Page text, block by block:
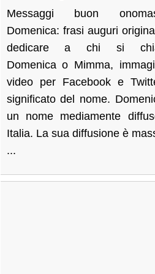
Messaggi buon
Domenica: frasi auguri
dedicare a chi si
Domenica o Mimma,
video per Facebook e
significato del nome.
un nome mediamente
Italia. La sua diffusione è
...